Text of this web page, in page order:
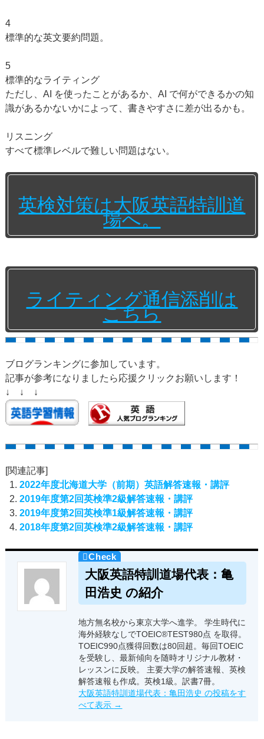
4
標準的な英文要約問題。
5
標準的なライティング
ただし、AI を使ったことがあるか、AI で何ができるかの知
識があるかないかによって、書きやすさに差が出るかも。
リスニング
すべて標準レベルで難しい問題はない。
英検対策は大阪英語特訓道
場へ。
ライティング通信添削は
こちら
ブログランキングに参加しています。
記事が参考になりましたら応援クリックお願いします！
↓ ↓ ↓
[関連記事]
2022年度北海道大学（前期）英語解答速報・講評
2019年度第2回英検準2級解答速報・講評
2019年度第2回英検準1級解答速報・講評
2018年度第2回英検準2級解答速報・講評
大阪英語特訓道場代表：亀
田浩史 の紹介
地方無名校から東京大学へ進学。 学生時代に
海外経験なしでTOEIC®TEST980点 を取得。
TOEIC990点獲得回数は80回超。毎回TOEIC
を受験し、最新傾向を随時オリジナル教材・
レッスンに反映。 主要大学の解答速報、英検
解答速報も作成。英検1級。訳書7冊。
大阪英語特訓道場代表：亀田浩史 の投稿をす
べて表示 →